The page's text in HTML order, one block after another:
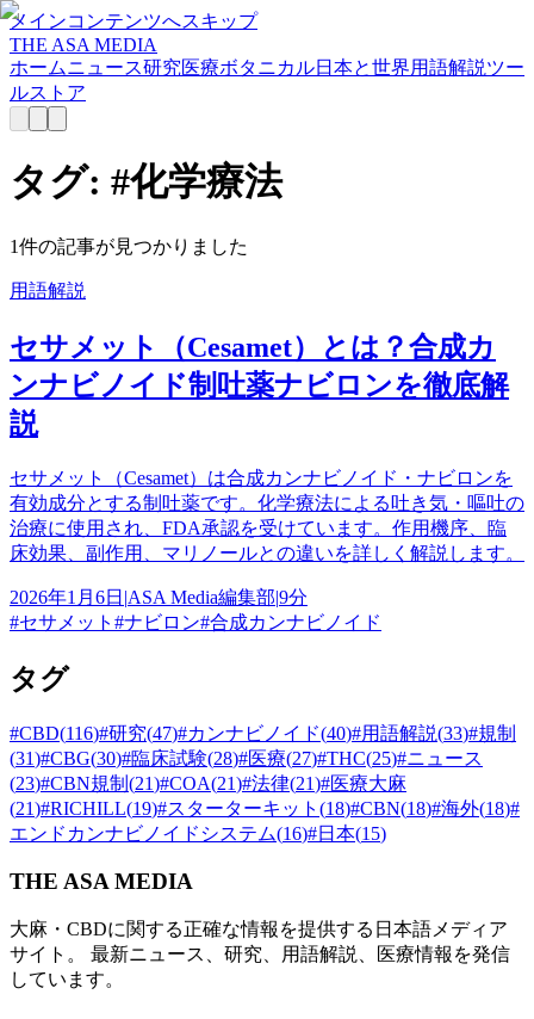
メインコンテンツへスキップ
THE ASA MEDIA
ホームニュース研究医療ボタニカル日本と世界用語解説ツー
ルストア
タグ: #化学療法
1件の記事が見つかりました
用語解説
セサメット（Cesamet）とは？合成カ
ンナビノイド制吐薬ナビロンを徹底解
説
セサメット（Cesamet）は合成カンナビノイド・ナビロンを
有効成分とする制吐薬です。化学療法による吐き気・嘔吐の
治療に使用され、FDA承認を受けています。作用機序、臨
床効果、副作用、マリノールとの違いを詳しく解説します。
2026年1月6日 |ASA Media編集部|9分
#セサメット #ナビロン#合成カンナビノイド
タグ
#CBD(116)#研究(47)#カンナビノイド(40)#用語解説(33)#規制
(31)#CBG(30)#臨床試験(28)#医療(27)#THC(25)#ニュース
(23)#CBN規制 (21)#COA(21)#法律(21)#医療大麻
(21)#RICHILL(19)#スターターキット (18)#CBN(18)#海外(18)#
エンドカンナビノイドシステム(16)#日本(15)
THE ASA MEDIA
大麻・CBDに関する正確な情報を提供する日本語メディア
サイト。 最新ニュース、研究、用語解説、医療情報を発信
しています。